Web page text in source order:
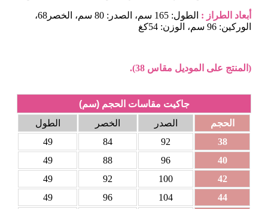
أبعاد الطراز :
الطول: 165 سم، الصدر: 80 سم، الخصر68،
الوركين: 96 سم، الوزن: 54كغ
(المنتج على الموديل مقاس 38).
جاكيت مقاسات الحجم (سم)
الحجم
الصدر الخصر
الطول
38
92
84
49
40
96
88
49
42
100
92
49
44
104
96
49